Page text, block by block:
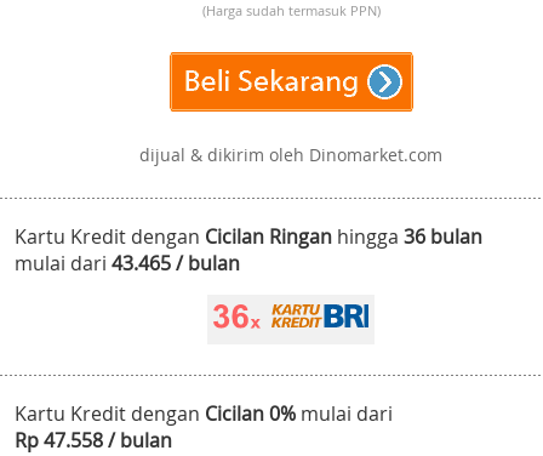
(Harga sudah termasuk PPN)
dijual & dikirim oleh Dinomarket.com
Kartu Kredit dengan Cicilan Ringan hingga 36 bulan
mulai dari 43.465 / bulan
Kartu Kredit dengan Cicilan 0% mulai dari
Rp 47.558 / bulan